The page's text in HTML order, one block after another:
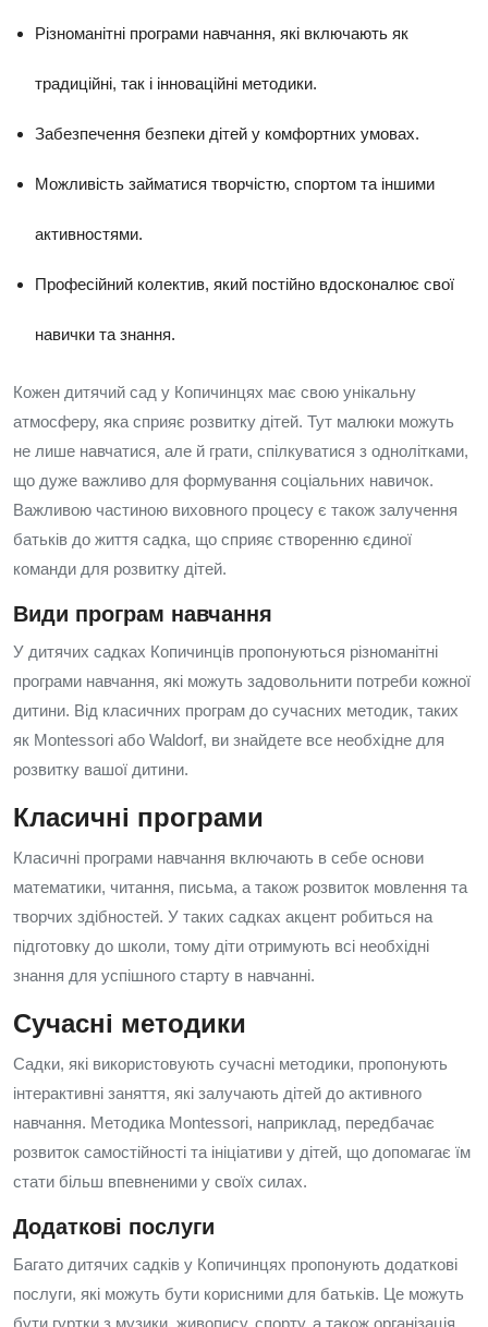
Різноманітні програми навчання, які включають як
традиційні, так і інноваційні методики.
Забезпечення безпеки дітей у комфортних умовах.
Можливість займатися творчістю, спортом та іншими
активностями.
Професійний колектив, який постійно вдосконалює свої
навички та знання.
Кожен дитячий сад у Копичинцях має свою унікальну
атмосферу, яка сприяє розвитку дітей. Тут малюки можуть
не лише навчатися, але й грати, спілкуватися з однолітками,
що дуже важливо для формування соціальних навичок.
Важливою частиною виховного процесу є також залучення
батьків до життя садка, що сприяє створенню єдиної
команди для розвитку дітей.
Види програм навчання
У дитячих садках Копичинців пропонуються різноманітні
програми навчання, які можуть задовольнити потреби кожної
дитини. Від класичних програм до сучасних методик, таких
як Montessori або Waldorf, ви знайдете все необхідне для
розвитку вашої дитини.
Класичні програми
Класичні програми навчання включають в себе основи
математики, читання, письма, а також розвиток мовлення та
творчих здібностей. У таких садках акцент робиться на
підготовку до школи, тому діти отримують всі необхідні
знання для успішного старту в навчанні.
Сучасні методики
Садки, які використовують сучасні методики, пропонують
інтерактивні заняття, які залучають дітей до активного
навчання. Методика Montessori, наприклад, передбачає
розвиток самостійності та ініціативи у дітей, що допомагає їм
стати більш впевненими у своїх силах.
Додаткові послуги
Багато дитячих садків у Копичинцях пропонують додаткові
послуги, які можуть бути корисними для батьків. Це можуть
бути гуртки з музики, живопису, спорту, а також організація